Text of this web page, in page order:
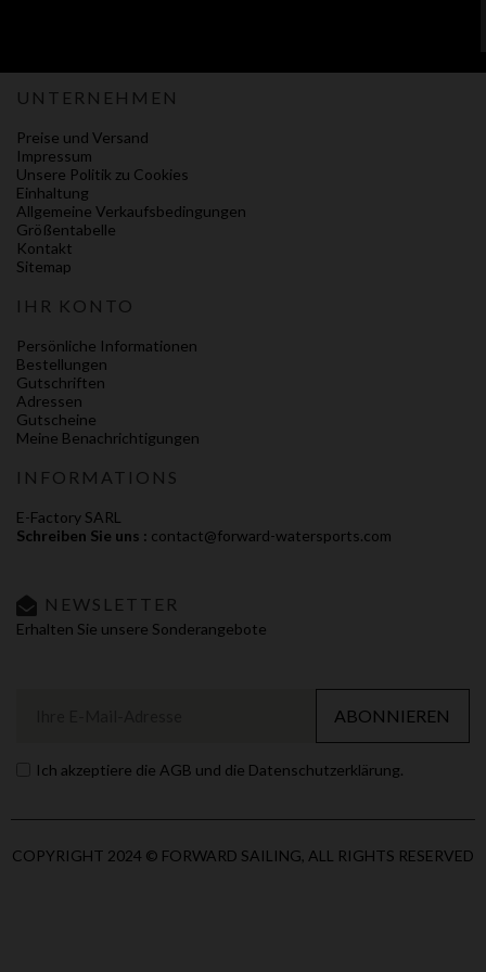
UNTERNEHMEN
Preise und Versand
Impressum
Unsere Politik zu Cookies
Einhaltung
Allgemeine Verkaufsbedingungen
Größentabelle
Kontakt
Sitemap
IHR KONTO
Persönliche Informationen
Bestellungen
Gutschriften
Adressen
Gutscheine
Meine Benachrichtigungen
INFORMATIONS
E-Factory SARL
Schreiben Sie uns : contact@forward-watersports.com
NEWSLETTER
Erhalten Sie unsere Sonderangebote
ABONNIEREN
Ich akzeptiere die AGB und die Datenschutzerklärung.
COPYRIGHT 2024 © FORWARD SAILING, ALL RIGHTS RESERVED